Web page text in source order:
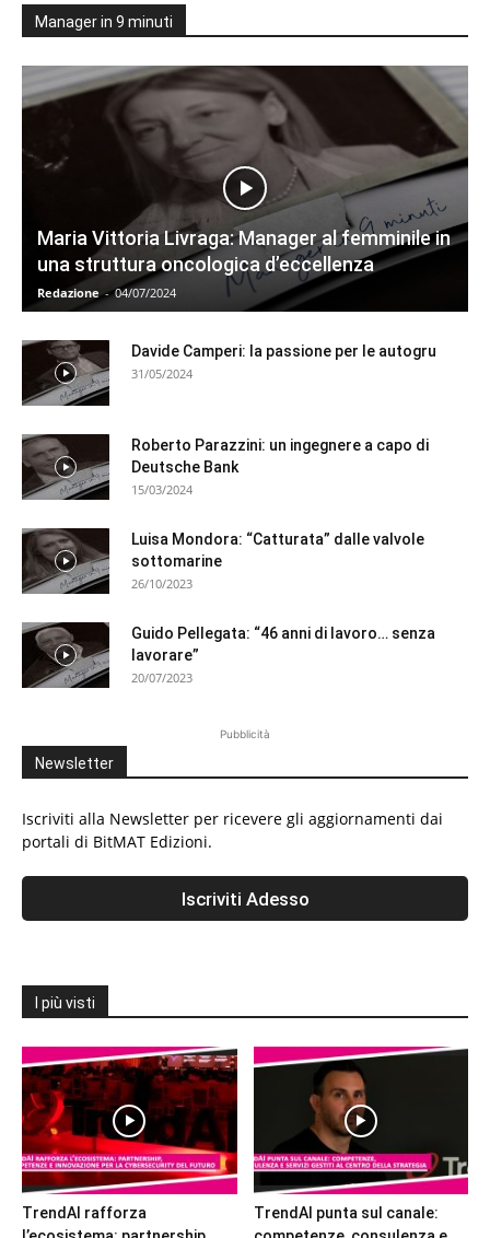
Manager in 9 minuti
Maria Vittoria Livraga: Manager al femminile in
una struttura oncologica d’eccellenza
Redazione - 04/07/2024
Davide Camperi: la passione per le autogru
31/05/2024
Roberto Parazzini: un ingegnere a capo di
Deutsche Bank
15/03/2024
Luisa Mondora: “Catturata” dalle valvole
sottomarine
26/10/2023
Guido Pellegata: “46 anni di lavoro… senza
lavorare”
20/07/2023
Pubblicità
Newsletter
Iscriviti alla Newsletter per ricevere gli aggiornamenti dai
portali di BitMAT Edizioni.
I più visti
TrendAI rafforza
TrendAI punta sul canale: